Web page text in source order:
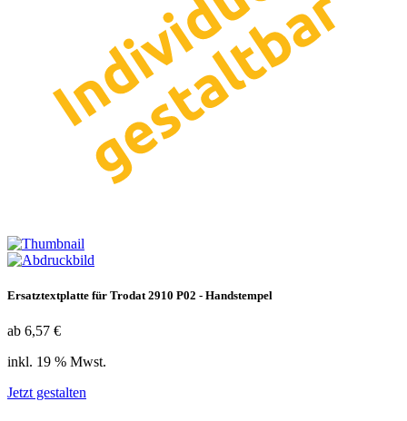
Ersatztextplatte für Trodat 2910 P02 - Handstempel
ab 6,57 €
inkl. 19 % Mwst.
Jetzt gestalten